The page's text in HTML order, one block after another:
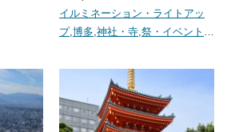
イルミネーション・ライトアッ
プ,博多,神社・寺,祭・イベント …